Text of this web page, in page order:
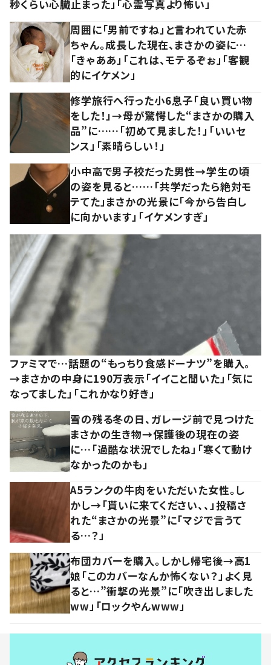
秒くらい心臓止まった」「心霊写真より怖い」
周囲に「男前ですね」と言われていた赤
ちゃん。成長した現在、まさかの姿に…
「きゃああ」「これは、モテるぞぉ」「客観
的にイケメン」
修学旅行へ行った小6息子「良い買い物
をした！」→母が驚愕した“まさかの購入
品”に……「初めて見ました！」「いいセ
ンス」「素晴らしい！」
小中高で男子校だった男性→学生の頃
の姿を見ると……「共学だったら絶対モ
テてた」まさかの光景に「今から告白し
に向かいます」「イケメンすぎ」
ファミマで…話題の“もっちり食感ドーナツ”を購入。
→まさかの中身に190万表示「イイこと聞いた」「気に
なってました」「これかなり好き」
雪の残る冬の日、ガレージ前で見つけた
まさかの生き物→保護後の現在の姿
に…「過酷な状況でしたね」「寒くて動け
なかったのかも」
A5ランクの牛肉をいただいた女性。し
かし→「貰いに来てください、、」投稿さ
れた“まさかの光景”に「マジで言うて
る…？」
布団カバーを購入。しかし帰宅後→高1
娘「このカバーなんか怖くない？」よく見
ると…”衝撃の光景”に「吹き出しました
ww」「ロックやんwww」